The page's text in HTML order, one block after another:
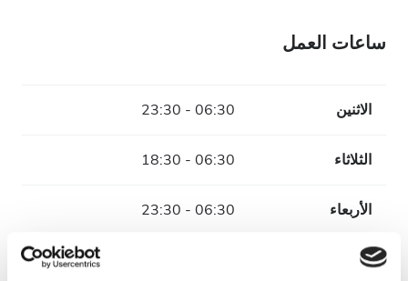
ساعات العمل
الاثنين 06:30 - 23:30
الثلاثاء 06:30 - 18:30
الأربعاء 06:30 - 23:30
الخميس